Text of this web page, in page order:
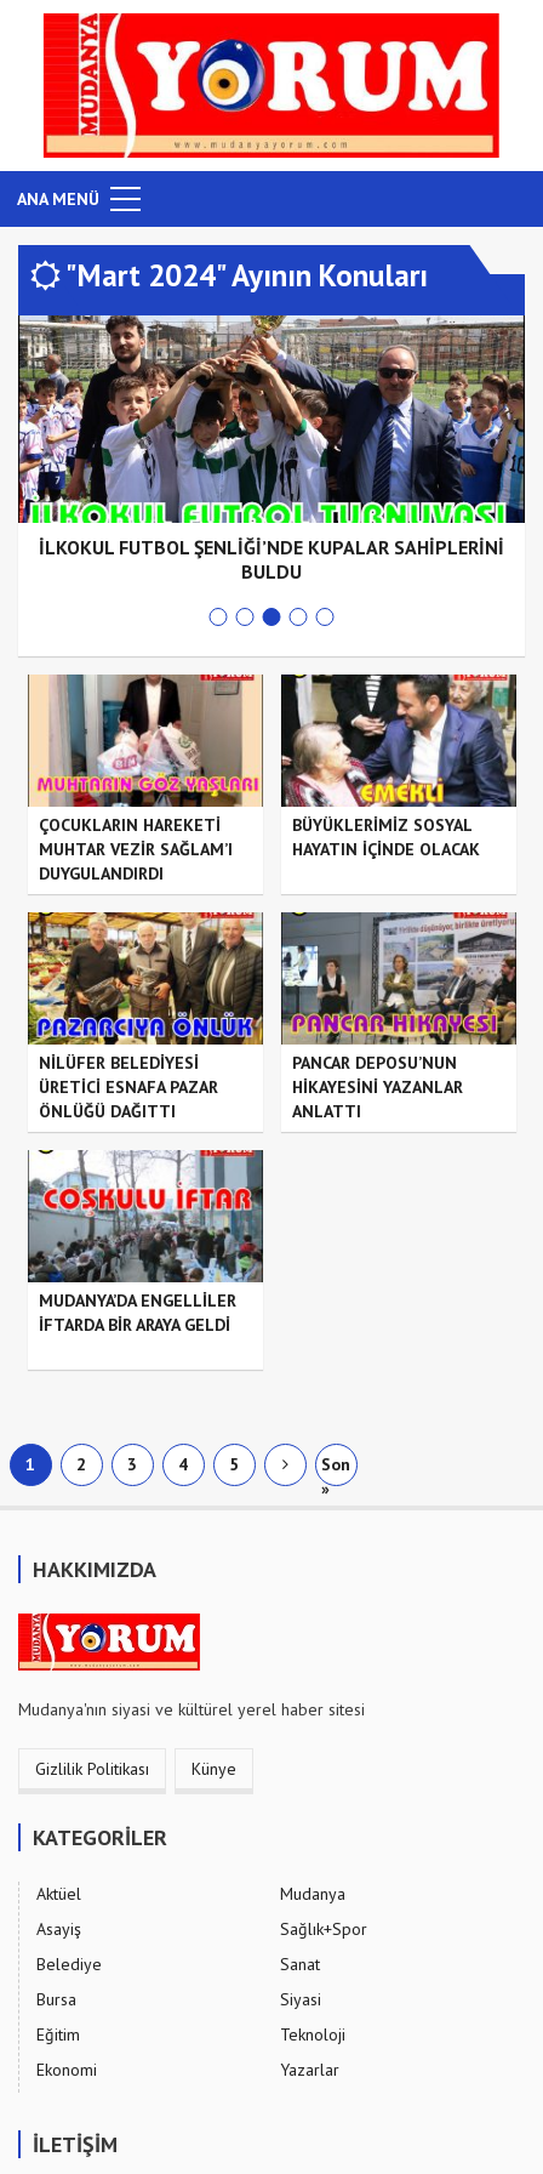
ANA MENÜ
"Mart 2024" Ayının Konuları
İLKOKUL FUTBOL ŞENLİĞİ’NDE KUPALAR SAHİPLERİNİ
BULDU
ÇOCUKLARIN HAREKETİ
MUHTAR VEZİR SAĞLAM’I
DUYGULANDIRDI
BÜYÜKLERİMİZ SOSYAL
HAYATIN İÇİNDE OLACAK
NİLÜFER BELEDİYESİ
ÜRETİCİ ESNAFA PAZAR
ÖNLÜĞÜ DAĞITTI
PANCAR DEPOSU’NUN
HİKAYESİNİ YAZANLAR
ANLATTI
MUDANYA’DA ENGELLİLER
İFTARDA BİR ARAYA GELDİ
1 2 3 4 5
Son
»
HAKKIMIZDA
Mudanya'nın siyasi ve kültürel yerel haber sitesi
Gizlilik Politikası Künye
KATEGORİLER
Aktüel
Asayiş
Belediye
Bursa
Eğitim
Ekonomi
Mudanya
Sağlık+Spor
Sanat
Siyasi
Teknoloji
Yazarlar
İLETİŞİM